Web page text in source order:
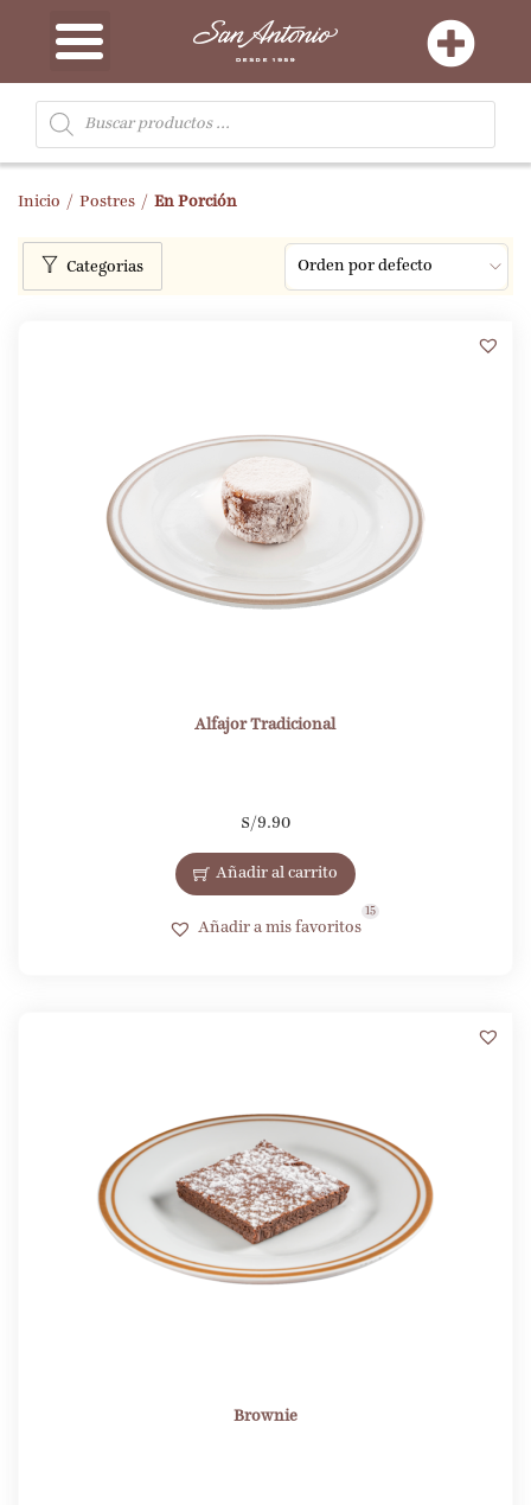
Inicio / Postres / En Porción
Alfajor Tradicional
S/9.90
Añadir al carrito
Añadir a mis favoritos
15
Brownie